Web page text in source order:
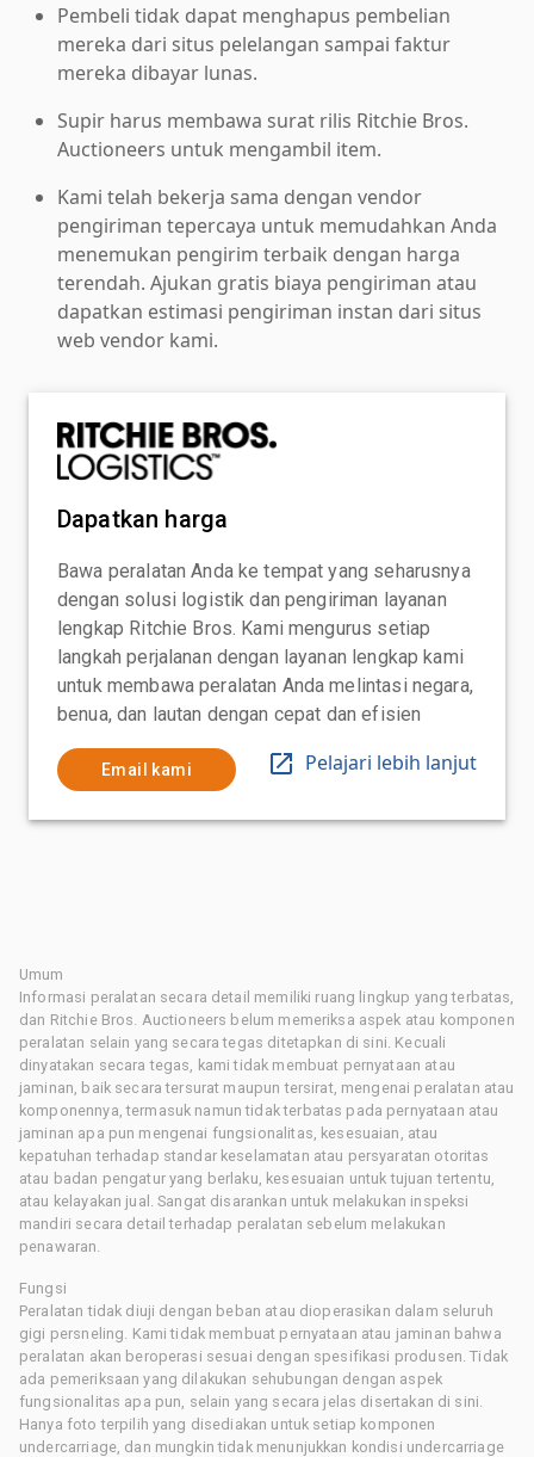
Pembeli tidak dapat menghapus pembelian
mereka dari situs pelelangan sampai faktur
mereka dibayar lunas.
Supir harus membawa surat rilis Ritchie Bros.
Auctioneers untuk mengambil item.
Kami telah bekerja sama dengan vendor
pengiriman tepercaya untuk memudahkan Anda
menemukan pengirim terbaik dengan harga
terendah. Ajukan gratis biaya pengiriman atau
dapatkan estimasi pengiriman instan dari situs
web vendor kami.
Dapatkan harga
Bawa peralatan Anda ke tempat yang seharusnya
dengan solusi logistik dan pengiriman layanan
lengkap Ritchie Bros. Kami mengurus setiap
langkah perjalanan dengan layanan lengkap kami
untuk membawa peralatan Anda melintasi negara,
benua, dan lautan dengan cepat dan efisien
Email kami Pelajari lebih lanjut
Umum
Informasi peralatan secara detail memiliki ruang lingkup yang terbatas,
dan Ritchie Bros. Auctioneers belum memeriksa aspek atau komponen
peralatan selain yang secara tegas ditetapkan di sini. Kecuali
dinyatakan secara tegas, kami tidak membuat pernyataan atau
jaminan, baik secara tersurat maupun tersirat, mengenai peralatan atau
komponennya, termasuk namun tidak terbatas pada pernyataan atau
jaminan apa pun mengenai fungsionalitas, kesesuaian, atau
kepatuhan terhadap standar keselamatan atau persyaratan otoritas
atau badan pengatur yang berlaku, kesesuaian untuk tujuan tertentu,
atau kelayakan jual. Sangat disarankan untuk melakukan inspeksi
mandiri secara detail terhadap peralatan sebelum melakukan
penawaran.
Fungsi
Peralatan tidak diuji dengan beban atau dioperasikan dalam seluruh
gigi persneling. Kami tidak membuat pernyataan atau jaminan bahwa
peralatan akan beroperasi sesuai dengan spesifikasi produsen. Tidak
ada pemeriksaan yang dilakukan sehubungan dengan aspek
fungsionalitas apa pun, selain yang secara jelas disertakan di sini.
Hanya foto terpilih yang disediakan untuk setiap komponen
undercarriage, dan mungkin tidak menunjukkan kondisi undercarriage